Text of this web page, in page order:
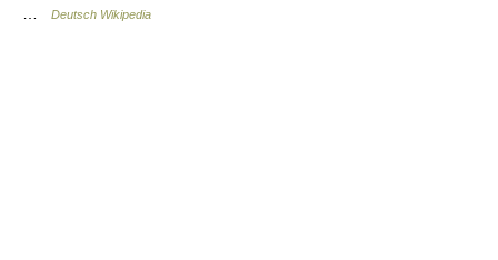
Deutsch Wikipedia